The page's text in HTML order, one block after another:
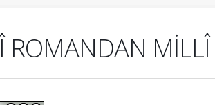
ROMANDAN